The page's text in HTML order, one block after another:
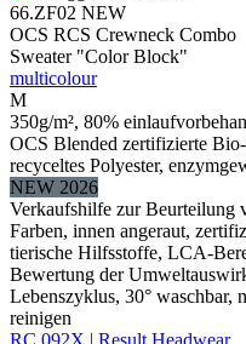
66.ZF02 NEW
OCS RCS Crewneck Combo
Sweater "Color Block"
multicolour
M
350g/m², 80%
OCS Blended zertifizierte
recyceltes Polyester,
NEW 2026
Verkaufshilfe zur Beurteilung
Farben, innen angeraut,
tierische Hilfsstoffe, LCA-
Bewertung der
Lebenszyklus, 30° waschbar,
reinigen
RC 092X | Result Headwear